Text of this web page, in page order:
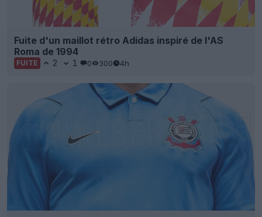
Fuite d'un maillot rétro Adidas inspiré de l'AS
Roma de 1994
FUITE 2 1 0 300 4h